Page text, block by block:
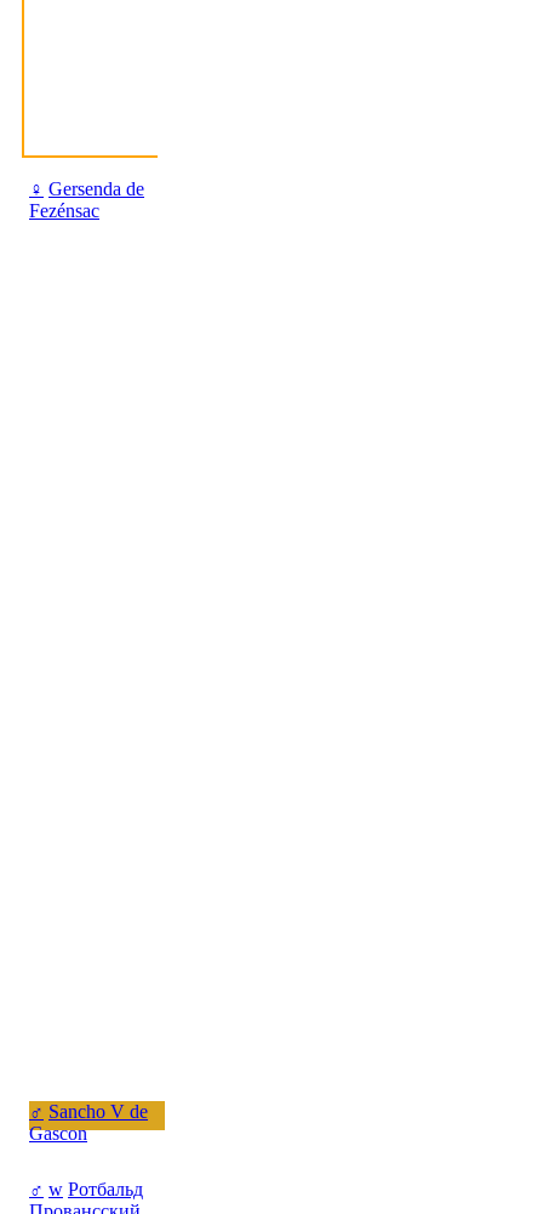
♀ Gersenda de
Fezénsac
♂ Sancho V de
Gascon
♂ w Ротбальд